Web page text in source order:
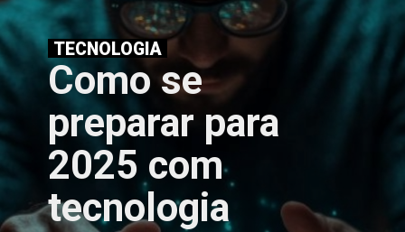
TECNOLOGIA
Como se
preparar para
2025 com
tecnologia